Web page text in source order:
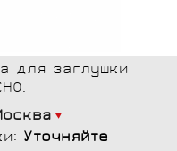
для заглушки
Уточняйте